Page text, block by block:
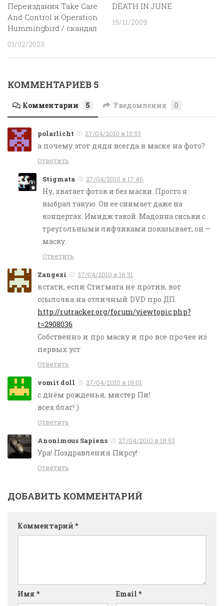
Переиздания Take Care
And Control и Operation
Hummingbird / скандал
01/02/2023
DEATH IN JUNE
19/11/2009
КОММЕНТАРИЕВ 5
Комментарии 5 Уведомления 0
polarlicht 27/04/2010 в 15:53
а почему этот дядя всегда в маске на фото?
Ответить
Stigmata 27/04/2010 в 17:46
Ну, хватает фоток и без маски. Просто я
выбрал такую. Он ее снимает даже на
концертах. Имидж такой. Мадонна сиськи с
треугольными лифчиками показывает, он —
маску.
Ответить
Zangezi 27/04/2010 в 16:31
кстати, если Стигмата не против, вот
ссылочка на отличный DVD про ДП.
http://rutracker.org/forum/viewtopic.php?
t=2908036
Собственно и про маску и про все прочее из
первых уст
Ответить
vomit doll 27/04/2010 в 18:01
с днём рожденья, мистер Пи!
всех благ! )
Ответить
Anonimous Sapiens 27/04/2010 в 18:53
Ура! Поздравления Пирсу!
Ответить
ДОБАВИТЬ КОММЕНТАРИЙ
Комментарий *
Имя * Email *